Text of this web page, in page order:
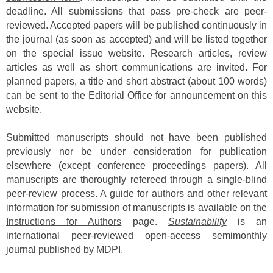
deadline. All submissions that pass pre-check are peer-
reviewed. Accepted papers will be published continuously in
the journal (as soon as accepted) and will be listed together
on the special issue website. Research articles, review
articles as well as short communications are invited. For
planned papers, a title and short abstract (about 100 words)
can be sent to the Editorial Office for announcement on this
website.
Submitted manuscripts should not have been published
previously nor be under consideration for publication
elsewhere (except conference proceedings papers). All
manuscripts are thoroughly refereed through a single-blind
peer-review process. A guide for authors and other relevant
information for submission of manuscripts is available on the
Instructions for Authors page. Sustainabilityis an
international peer-reviewed open-access semimonthly
journal published by MDPI.